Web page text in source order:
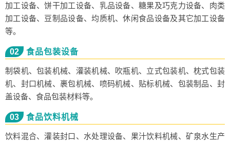
加工设备、饼干加工设备、乳品设备、糖果及巧克力设备、肉类
加工设备、豆制品设备、均质机、休闲食品设备及其它加工设备
等。
02 食品包装设备
制袋机、包装机械、灌装机械、吹瓶机、立式包装机、枕式包装
机、封口机械、裹包机械、喷码机械、贴标机械、包装制品、封
盖设备、食品包装材料等。
03 食品饮料机械
饮料混合、灌装封口、水处理设备、果汁饮料机械、矿泉水生产